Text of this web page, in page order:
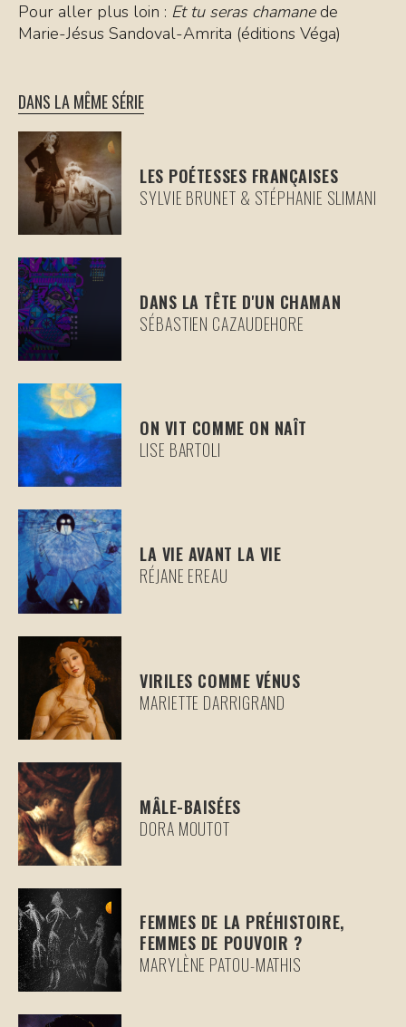
Pour aller plus loin : Et tu seras chamanede
Marie-Jésus Sandoval-Amrita (éditions Véga)
DANS LA MÊME SÉRIE
LES POÉTESSES FRANÇAISES
SYLVIE BRUNET & STÉPHANIE SLIMANI
DANS LA TÊTE D'UN CHAMAN
SÉBASTIEN CAZAUDEHORE
ON VIT COMME ON NAÎT
LISE BARTOLI
LA VIE AVANT LA VIE
RÉJANE EREAU
VIRILES COMME VÉNUS
MARIETTE DARRIGRAND
MÂLE-BAISÉES
DORA MOUTOT
FEMMES DE LA PRÉHISTOIRE,
FEMMES DE POUVOIR ?
MARYLÈNE PATOU-MATHIS